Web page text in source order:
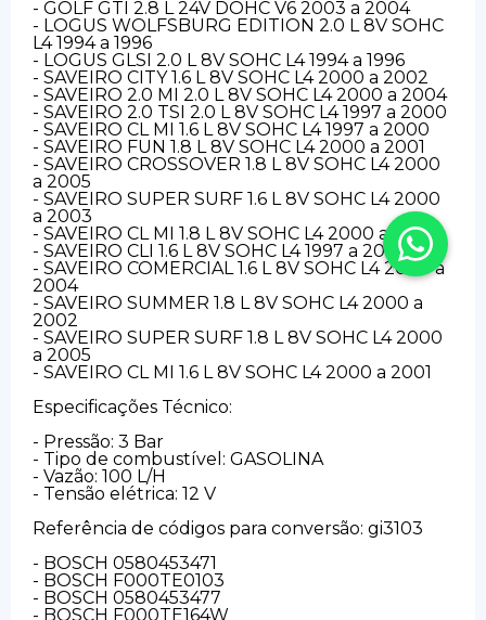
- GOLF GTI 2.8 L 24V DOHC V6 2003 a 2004
- LOGUS WOLFSBURG EDITION 2.0 L 8V SOHC
L4 1994 a 1996
- LOGUS GLSI 2.0 L 8V SOHC L4 1994 a 1996
- SAVEIRO CITY 1.6 L 8V SOHC L4 2000 a 2002
- SAVEIRO 2.0 MI 2.0 L 8V SOHC L4 2000 a 2004
- SAVEIRO 2.0 TSI 2.0 L 8V SOHC L4 1997 a 2000
- SAVEIRO CL MI 1.6 L 8V SOHC L4 1997 a 2000
- SAVEIRO FUN 1.8 L 8V SOHC L4 2000 a 2001
- SAVEIRO CROSSOVER 1.8 L 8V SOHC L4 2000
a 2005
- SAVEIRO SUPER SURF 1.6 L 8V SOHC L4 2000
a 2003
- SAVEIRO CL MI 1.8 L 8V SOHC L4 2000 a 2005
- SAVEIRO CLI 1.6 L 8V SOHC L4 1997 a 2000
- SAVEIRO COMERCIAL 1.6 L 8V SOHC L4 2000 a
2004
- SAVEIRO SUMMER 1.8 L 8V SOHC L4 2000 a
2002
- SAVEIRO SUPER SURF 1.8 L 8V SOHC L4 2000
a 2005
- SAVEIRO CL MI 1.6 L 8V SOHC L4 2000 a 2001
Especificações Técnico:
- Pressão: 3 Bar
- Tipo de combustível: GASOLINA
- Vazão: 100 L/H
- Tensão elétrica: 12 V
Referência de códigos para conversão: gi3103
- BOSCH 0580453471
- BOSCH F000TE0103
- BOSCH 0580453477
- BOSCH F000TE164W